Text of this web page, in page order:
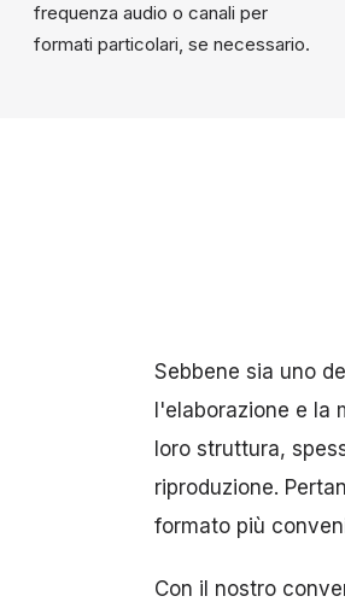
frequenza audio o canali per
formati particolari, se necessario.
Sebbene sia uno
l'elaborazione e la
loro struttura,
riproduzione.
formato più
Con il nostro